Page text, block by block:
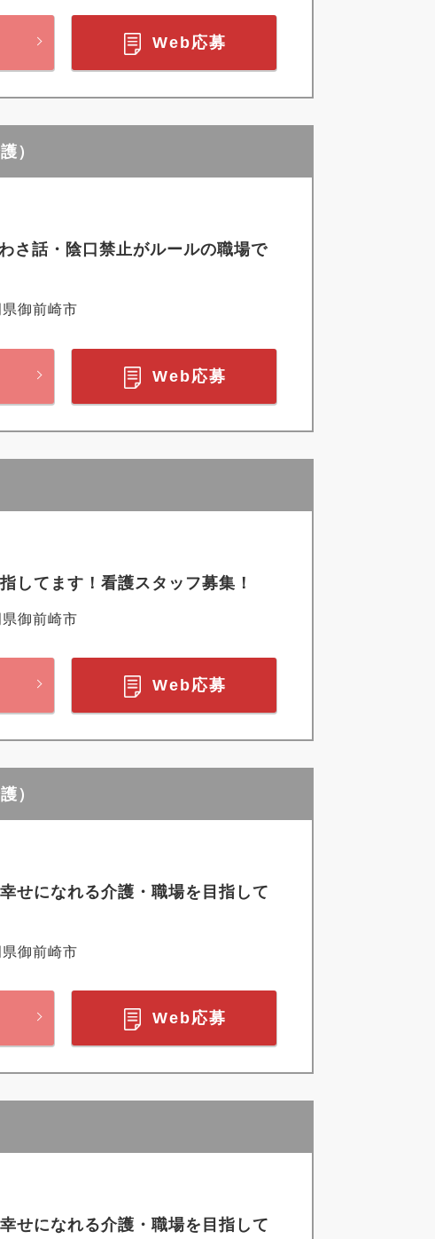
Web応募
）
話・陰口禁止がルールの職場で
御前崎市
Web応募
してます！看護スタッフ募集！
御前崎市
Web応募
）
になれる介護・職場を目指して
御前崎市
Web応募
になれる介護・職場を目指して